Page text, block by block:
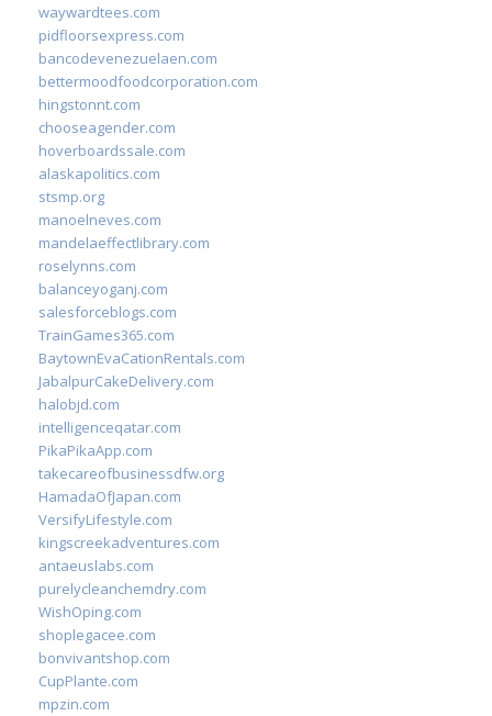
waywardtees.com
pidfloorsexpress.com
bancodevenezuelaen.com
bettermoodfoodcorporation.com
hingstonnt.com
chooseagender.com
hoverboardssale.com
alaskapolitics.com
stsmp.org
manoelneves.com
mandelaeffectlibrary.com
roselynns.com
balanceyoganj.com
salesforceblogs.com
TrainGames365.com
BaytownEvaCationRentals.com
JabalpurCakeDelivery.com
halobjd.com
intelligenceqatar.com
PikaPikaApp.com
takecareofbusinessdfw.org
HamadaOfJapan.com
VersifyLifestyle.com
kingscreekadventures.com
antaeuslabs.com
purelycleanchemdry.com
WishOping.com
shoplegacee.com
bonvivantshop.com
CupPlante.com
mpzin.com